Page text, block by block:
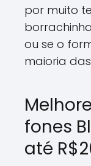
por muito
ou se o
maioria
fones
até